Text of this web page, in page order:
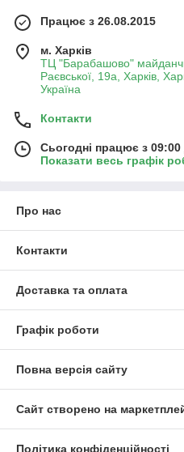
Працює з 26.08.2015
м. Харків
ТЦ "Барабашово"
Раєвської, 19а, Харків,
Україна
Контакти
Сьогодні працює з
Показати весь графік
Про нас
Контакти
Доставка та оплата
Графік роботи
Повна версія сайту
Сайт створено на
Політика конфіденційності